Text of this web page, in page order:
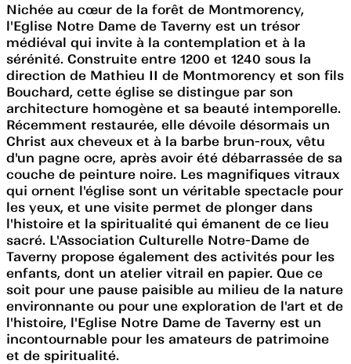
Nichée au cœur de la forêt de Montmorency,
l'Eglise Notre Dame de Taverny est un trésor
médiéval qui invite à la contemplation et à la
sérénité. Construite entre 1200 et 1240 sous la
direction de Mathieu II de Montmorency et son fils
Bouchard, cette église se distingue par son
architecture homogène et sa beauté intemporelle.
Récemment restaurée, elle dévoile désormais un
Christ aux cheveux et à la barbe brun-roux, vêtu
d'un pagne ocre, après avoir été débarrassée de sa
couche de peinture noire. Les magnifiques vitraux
qui ornent l'église sont un véritable spectacle pour
les yeux, et une visite permet de plonger dans
l'histoire et la spiritualité qui émanent de ce lieu
sacré. L'Association Culturelle Notre-Dame de
Taverny propose également des activités pour les
enfants, dont un atelier vitrail en papier. Que ce
soit pour une pause paisible au milieu de la nature
environnante ou pour une exploration de l'art et de
l'histoire, l'Eglise Notre Dame de Taverny est un
incontournable pour les amateurs de patrimoine
et de spiritualité.